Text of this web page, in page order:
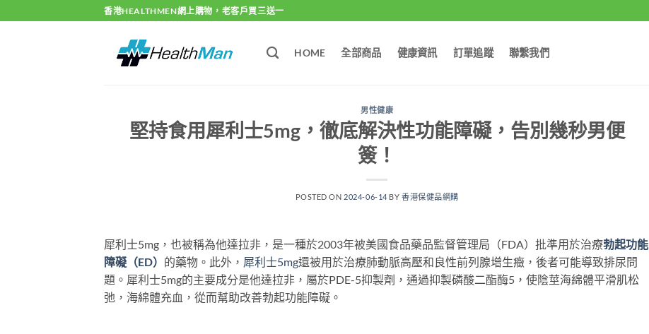
to
香港HEALTHMEN網上購物，老客戶買三送一
HOME 全部商品 健康資訊 訂單追蹤 聯繫我們
男性健康
堅持食用犀利士5mg，徹底解決性功能障礙，告別幾秒男便
簽！
POSTED ON 2024-06-14 BY香港保健品網購
犀利士5mg，也被稱為他達拉非，是一種於2003年被美國食品藥品監督管理局（FDA）批準用於治療勃起功能
障礙（ED） 的藥物。此外， 犀利士5mg還被用於治療肺動脈高壓和良性前列腺增生癥，後者可能導致排尿問
題。犀利士5mg的主要成分是他達拉非，屬於PDE-5抑製劑，通過抑製磷酸二酯酶5，使陰莖海綿體平滑肌松
弛，海綿體充血，從而幫助改善勃起功能障礙。